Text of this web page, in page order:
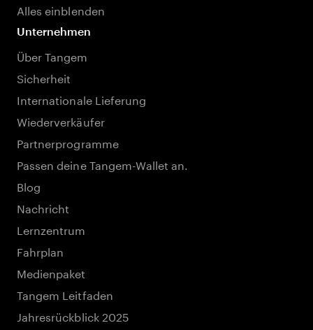
Alles einblenden
Unternehmen
Über Tangem
Sicherheit
Internationale Lieferung
Wiederverkäufer
Partnerprogramme
Passen deine Tangem-Wallet an.
Blog
Nachricht
Lernzentrum
Fahrplan
Medienpaket
Tangem Leitfaden
Jahresrückblick 2025